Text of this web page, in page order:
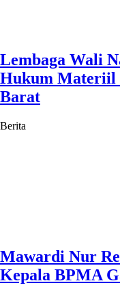
Lembaga Wali
Hukum Materiil
Barat
Berita
Mawardi Nur
Kepala BPMA